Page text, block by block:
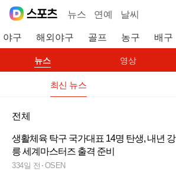
뉴스 연예 날씨
야구 해외야구 골프 농구 배구
뉴스 영상
최신 뉴스
전체
생활체육 탁구 국가대표 14명 탄생, 내년 강
릉 세계마스터즈 출격 준비
334일 전 OSEN